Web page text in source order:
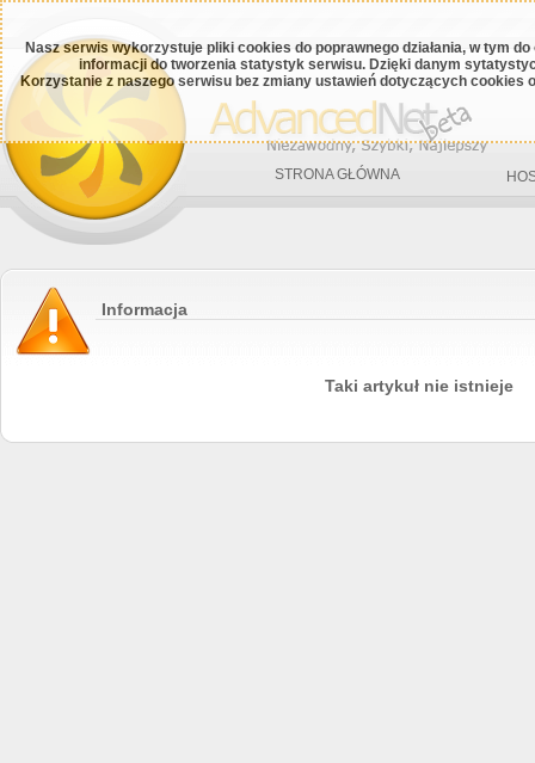
Nasz serwis wykorzystuje pliki cookies do poprawnego działania, w tym
informacji do tworzenia statystyk serwisu. Dzięki danym
Korzystanie z naszego serwisu bez zmiany ustawień dotyczących cookies
STRONA GŁÓWNA
Informacja
Taki artykuł nie istnieje